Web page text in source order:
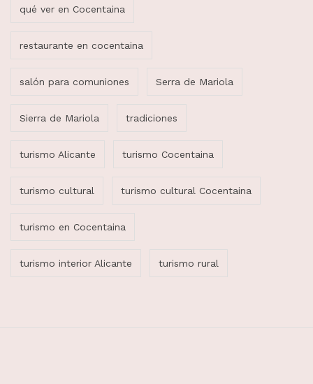
qué ver en Cocentaina
restaurante en cocentaina
salón para comuniones Serra de Mariola
Sierra de Mariola tradiciones
turismo Alicante turismo Cocentaina
turismo cultural turismo cultural Cocentaina
turismo en Cocentaina
turismo interior Alicante turismo rural